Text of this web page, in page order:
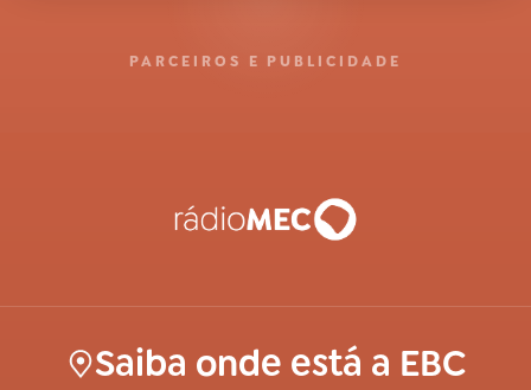
PARCEIROS E PUBLICIDADE
Saiba onde está a EBC